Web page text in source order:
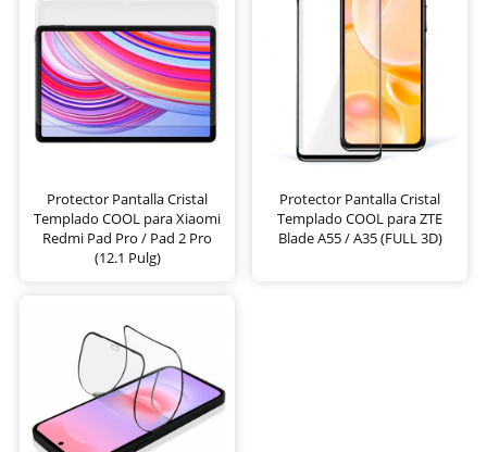
Protector Pantalla Cristal
Templado COOL para Xiaomi
Redmi Pad Pro / Pad 2 Pro
(12.1 Pulg)
Protector Pantalla Cristal
Templado COOL para ZTE
Blade A55 / A35 (FULL 3D)